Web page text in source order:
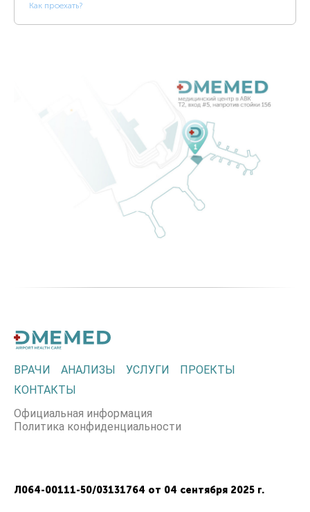
Как проехать?
ВРАЧИ АНАЛИЗЫ УСЛУГИ
ПРОЕКТЫ
КОНТАКТЫ
Официальная информация
Политика конфиденциальности
Л064-00111-50/03131764 от 04 сентября 2025 г.